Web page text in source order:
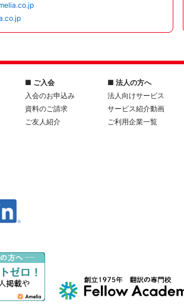
■ ご入会
入会のお申込み
資料のご請求
ご友人紹介
■ 法人の方へ
法人向けサービス
サービス紹介動画
ご利用企業一覧